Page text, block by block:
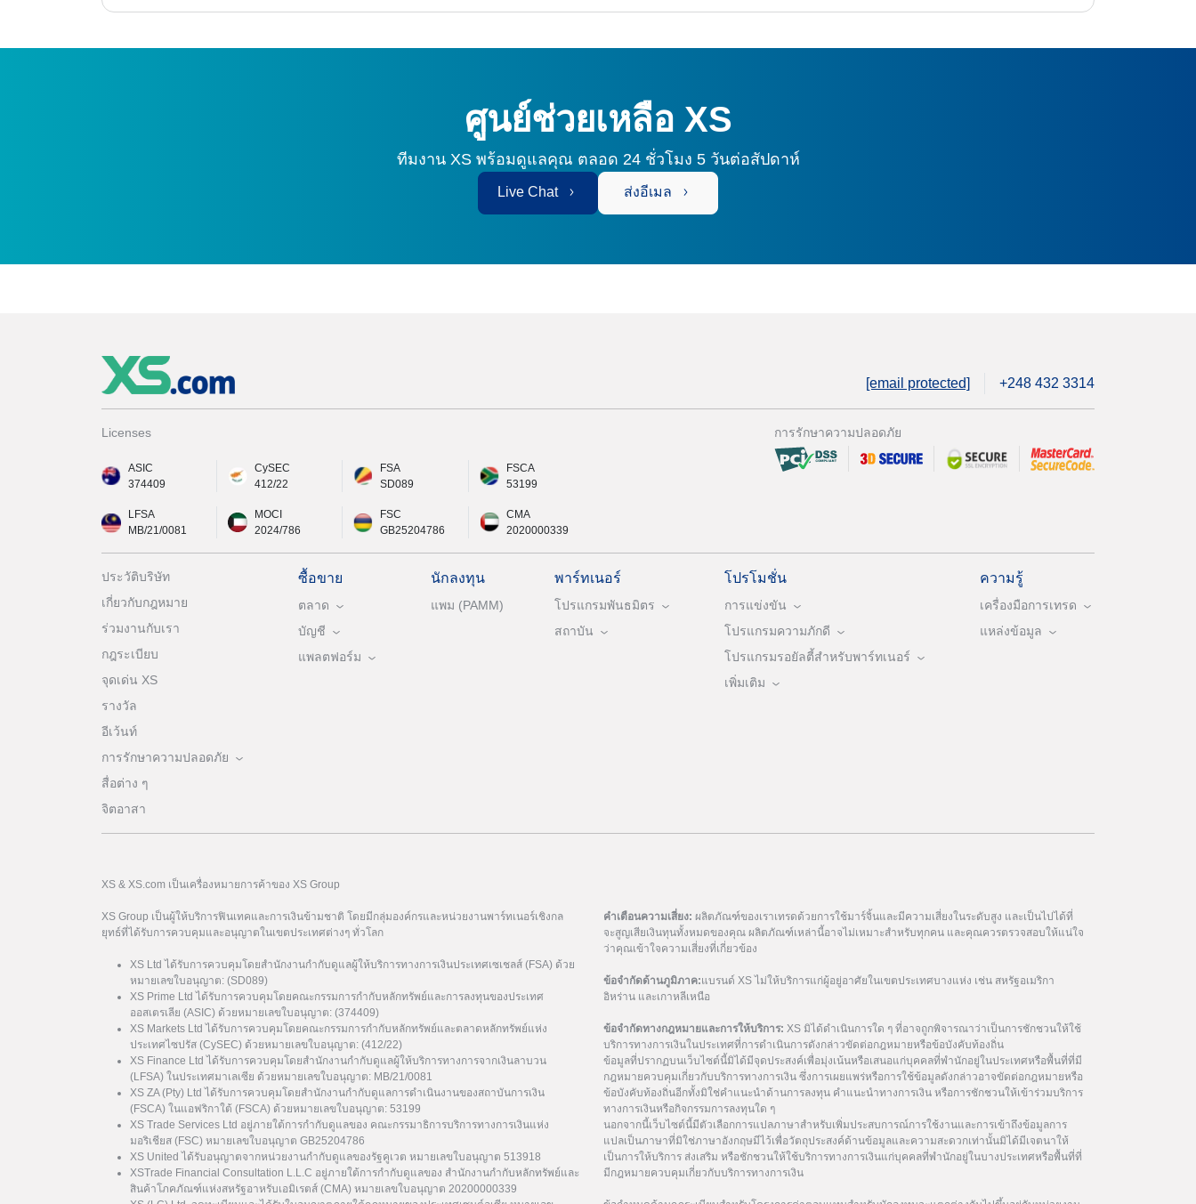
ศูนย์ช่วยเหลือ XS
ทีมงาน XS พร้อมดูแลคุณ ตลอด 24 ชั่วโมง 5 วันต่อสัปดาห์
Live Chat ส่งอีเมล
[email protected] +248 432 3314
Licenses
ASIC
374409
CySEC
412/22
FSA
SD089
FSCA
53199
LFSA
MB/21/0081
MOCI
2024/786
FSC
GB25204786
CMA
2020000339
การรักษาความปลอดภัย
ประวัติบริษัท
เกี่ยวกับกฎหมาย
ร่วมงานกับเรา
กฎระเบียบ
จุดเด่น XS
รางวัล
อีเว้นท์
การรักษาความปลอดภัย
สื่อต่าง ๆ
จิตอาสา
ซื้อขาย
ตลาด
บัญชี
แพลตฟอร์ม
นักลงทุน
แพม (PAMM)
พาร์ทเนอร์
โปรแกรมพันธมิตร
สถาบัน
โปรโมชั่น
การแข่งขัน
โปรแกรมความภักดี
โปรแกรมรอยัลตี้สำหรับพาร์ทเนอร์
เพิ่มเติม
ความรู้
เครื่องมือการเทรด
แหล่งข้อมูล
XS & XS.com เป็นเครื่องหมายการค้าของ XS Group
XS Group เป็นผู้ให้บริการฟินเทคและการเงินข้ามชาติ โดยมีกลุ่มองค์กรและหน่วยงานพาร์ทเนอร์เชิงกล
ยุทธ์ที่ได้รับการควบคุมและอนุญาตในเขตประเทศต่างๆ ทั่วโลก
XS Ltd ได้รับการควบคุมโดยสำนักงานกำกับดูแลผู้ให้บริการทางการเงินประเทศเซเชลส์ (FSA) ด้วย
หมายเลขใบอนุญาต: (SD089)
XS Prime Ltd ได้รับการควบคุมโดยคณะกรรมการกำกับหลักทรัพย์และการลงทุนของประเทศ
ออสเตรเลีย (ASIC) ด้วยหมายเลขใบอนุญาต: (374409)
XS Markets Ltd ได้รับการควบคุมโดยคณะกรรมการกำกับหลักทรัพย์และตลาดหลักทรัพย์แห่ง
ประเทศไซปรัส (CySEC) ด้วยหมายเลขใบอนุญาต: (412/22)
XS Finance Ltd ได้รับการควบคุมโดยสำนักงานกำกับดูแลผู้ให้บริการทางการจากเงินลาบวน
(LFSA) ในประเทศมาเลเซีย ด้วยหมายเลขใบอนุญาต: MB/21/0081
XS ZA (Pty) Ltd ได้รับการควบคุมโดยสำนักงานกำกับดูแลการดำเนินงานของสถาบันการเงิน
(FSCA) ในแอฟริกาใต้ (FSCA) ด้วยหมายเลขใบอนุญาต: 53199
XS Trade Services Ltd อยู่ภายใต้การกำกับดูแลของ คณะกรรมาธิการบริการทางการเงินแห่ง
มอริเชียส (FSC) หมายเลขใบอนุญาต GB25204786
XS United ได้รับอนุญาตจากหน่วยงานกำกับดูแลของรัฐคูเวต หมายเลขใบอนุญาต 513918
XSTrade Financial Consultation L.L.C อยู่ภายใต้การกำกับดูแลของ สำนักงานกำกับหลักทรัพย์และ
สินค้าโภคภัณฑ์แห่งสหรัฐอาหรับเอมิเรตส์ (CMA) หมายเลขใบอนุญาต 20200000339
คำเตือนความเสี่ยง: ผลิตภัณฑ์ของเราเทรดด้วยการใช้มาร์จิ้นและมีความเสี่ยงในระดับสูง และเป็นไปได้ที่
จะสูญเสียเงินทุนทั้งหมดของคุณ ผลิตภัณฑ์เหล่านี้อาจไม่เหมาะสำหรับทุกคน และคุณควรตรวจสอบให้แน่ใจ
ว่าคุณเข้าใจความเสี่ยงที่เกี่ยวข้อง
ข้อจำกัดด้านภูมิภาค:แบรนด์ XS ไม่ให้บริการแก่ผู้อยู่อาศัยในเขตประเทศบางแห่ง เช่น สหรัฐอเมริกา
อิหร่าน และเกาหลีเหนือ
ข้อจำกัดทางกฎหมายและการให้บริการ: XS มิได้ดำเนินการใด ๆ ที่อาจถูกพิจารณาว่าเป็นการชักชวนให้ใช้
บริการทางการเงินในประเทศที่การดำเนินการดังกล่าวขัดต่อกฎหมายหรือข้อบังคับท้องถิ่น
ข้อมูลที่ปรากฏบนเว็บไซต์นี้มิได้มีจุดประสงค์เพื่อมุ่งเน้นหรือเสนอแก่บุคคลที่พำนักอยู่ในประเทศหรือพื้นที่ที่มี
กฎหมายควบคุมเกี่ยวกับบริการทางการเงิน ซึ่งการเผยแพร่หรือการใช้ข้อมูลดังกล่าวอาจขัดต่อกฎหมายหรือ
ข้อบังคับท้องถิ่นอีกทั้งมิใช่คำแนะนำด้านการลงทุน คำแนะนำทางการเงิน หรือการชักชวนให้เข้าร่วมบริการ
ทางการเงินหรือกิจกรรมการลงทุนใด ๆ
นอกจากนี้เว็บไซต์นี้มีตัวเลือกการแปลภาษาสำหรับเพิ่มประสบการณ์การใช้งานและการเข้าถึงข้อมูลการ
แปลเป็นภาษาที่มิใช่ภาษาอังกฤษมีไว้เพื่อวัตถุประสงค์ด้านข้อมูลและความสะดวกเท่านั้นมิได้มีเจตนาให้
เป็นการให้บริการ ส่งเสริม หรือชักชวนให้ใช้บริการทางการเงินแก่บุคคลที่พำนักอยู่ในบางประเทศหรือพื้นที่ที่
มีกฎหมายควบคุมเกี่ยวกับบริการทางการเงิน